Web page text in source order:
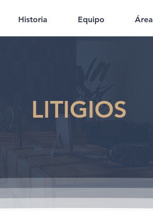
Historia Equipo
LITIGIOS